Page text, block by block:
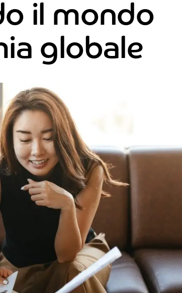
il mondo
globale